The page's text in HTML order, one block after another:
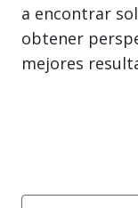
a encontrar
obtener
mejores